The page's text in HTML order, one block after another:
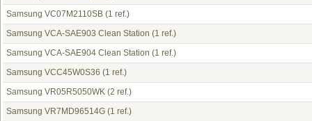
Samsung VC07M2110SB (1 ref.)
Samsung VCA-SAE903 Clean Station (1 ref.)
Samsung VCA-SAE904 Clean Station (1 ref.)
Samsung VCC45W0S36 (1 ref.)
Samsung VR05R5050WK (2 ref.)
Samsung VR7MD96514G (1 ref.)